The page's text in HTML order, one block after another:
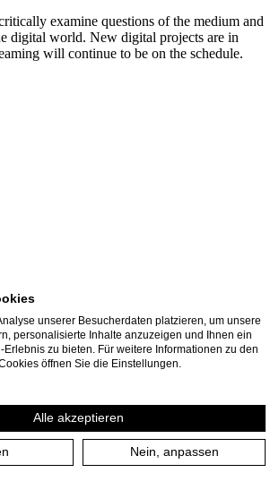
examine questions of the medium and
digital world. New digital projects are in
will continue to be on the schedule.
unserer Besucherdaten platzieren, um unsere
personalisierte Inhalte anzuzeigen und Ihnen ein
zu bieten. Für weitere Informationen zu den
öffnen Sie die Einstellungen.
Alle akzeptieren
Nein, anpassen